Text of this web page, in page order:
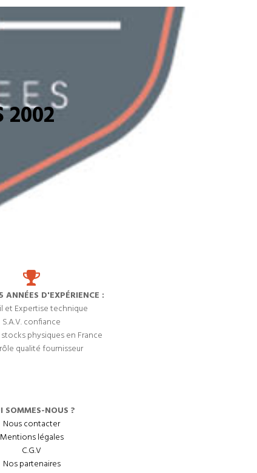
2002
ANNÉES D'EXPÉRIENCE :
et Expertise technique
S.A.V. confiance
physiques en France
qualité fournisseur
SOMMES-NOUS ?
Nous contacter
Mentions légales
C.G.V
Nos partenaires